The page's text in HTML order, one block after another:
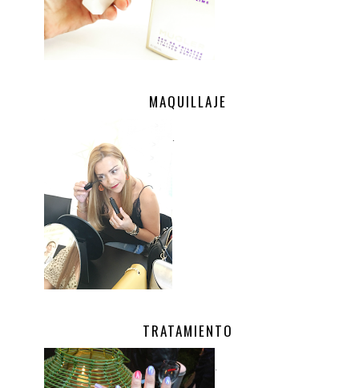
MAQUILLAJE
.
TRATAMIENTO
.